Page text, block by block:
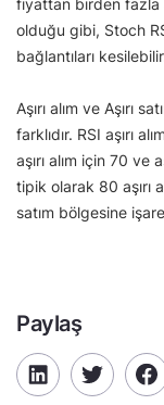
olduğu gibi, Stoch
bağlantıları
Aşırı alım ve Aşırı
farklıdır. RSI aşırı
aşırı alım için 70 ve
tipik olarak 80 aşırı
satım bölgesine
Paylaş